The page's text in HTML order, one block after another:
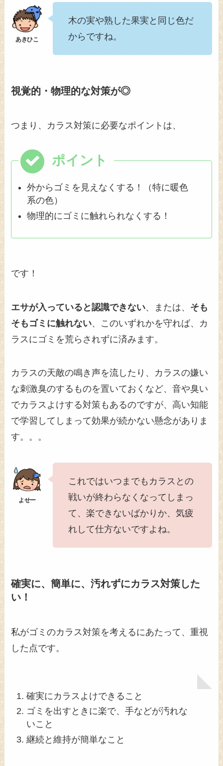
木の実や熟した果実と同じ色だ
からですね。
視覚的・物理的な対策が◎
つまり、カラス対策に必要なポイントは、
外からゴミを見えなくする！（特に暖色
系の色）
物理的にゴミに触れられなくする！
です！
エサが入っていると認識できない、または、 そも
そもゴミに触れない、このいずれかを守れば、カ
ラスにゴミを荒らされずに済みます。
カラスの天敵の鳴き声を流したり、カラスの嫌い
な刺激臭のするものを置いておくなど、音や臭い
でカラスよけする対策もあるのですが、高い知能
で学習してしまって効果が続かない懸念がありま
す。。。
これではいつまでもカラスとの
戦いが終わらなくなってしまっ
て、楽できないばかりか、気疲
れして仕方ないですよね。
確実に、簡単に、汚れずにカラス対策した
い！
私がゴミのカラス対策を考えるにあたって、重視
した点です。
確実にカラスよけできること
ゴミを出すときに楽で、手などが汚れな
いこと
継続と維持が簡単なこと